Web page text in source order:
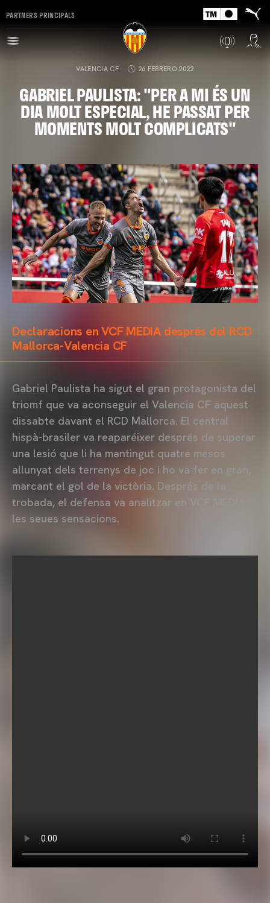
PARTNERS PRINCIPALS
VALENCIA CF 26 FEBRERO 2022
GABRIEL PAULISTA: "PER A MI ÉS UN
DIA MOLT ESPECIAL, HE PASSAT PER
MOMENTS MOLT COMPLICATS"
Declaracions en VCF MEDIA després del RCD
Mallorca-Valencia CF
Gabriel Paulista ha sigut el gran protagonista del
triomf que va aconseguir el Valencia CF aquest
dissabte davant el RCD Mallorca. El central
hispà-brasiler va reaparéixer després de superar
una lesió que li ha mantingut quatre mesos
allunyat dels terrenys de joc i ho va fer en gran,
marcant el gol de la victòria. Després de la
trobada, el defensa va analitzar en VCF MEDIA
les seues sensacions.